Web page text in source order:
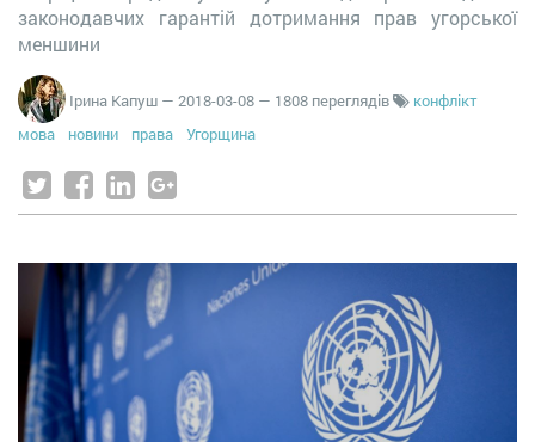
законодавчих гарантій дотримання прав угорської
меншини
Ірина Капуш — 2018-03-08 — 1808 переглядів
конфлікт
мова
новини права Угорщина